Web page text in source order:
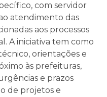
com servidor
atendimento das
aos processos
A iniciativa tem como
orientações e
às prefeituras,
e prazos
de projetos e